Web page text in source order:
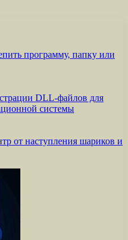
программу, папку или
DLL-файлов для
системы
от наступления шариков и